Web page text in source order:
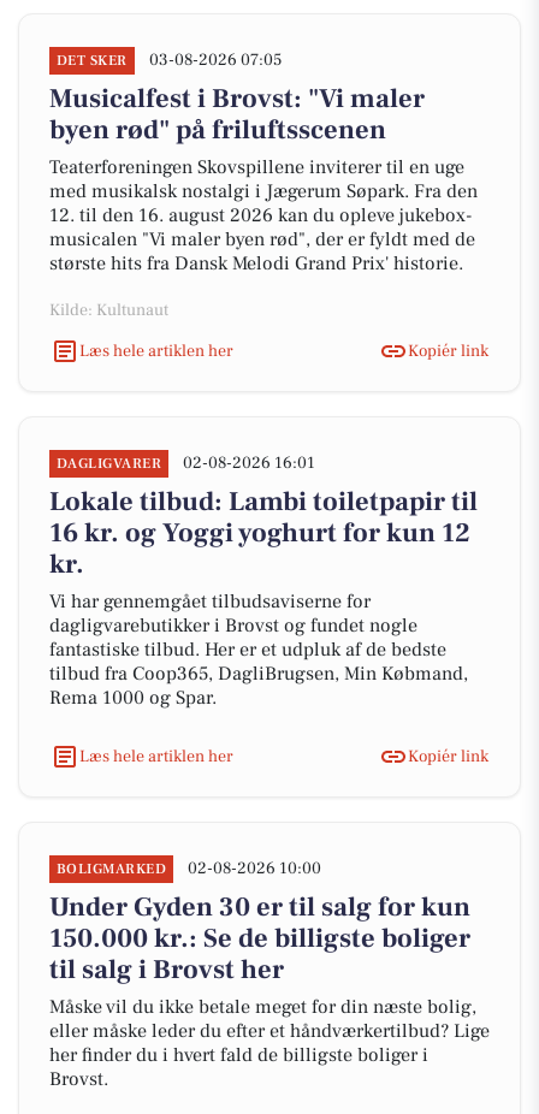
DET SKER 03-08-2026 07:05
Musicalfest i Brovst: "Vi maler
byen rød" på friluftsscenen
Teaterforeningen Skovspillene inviterer til en uge
med musikalsk nostalgi i Jægerum Søpark. Fra den
12. til den 16. august 2026 kan du opleve jukebox-
musicalen "Vi maler byen rød", der er fyldt med de
største hits fra Dansk Melodi Grand Prix' historie.
Kilde: Kultunaut
Læs hele artiklen her
Kopiér link
DAGLIGVARER 02-08-2026 16:01
Lokale tilbud: Lambi toiletpapir til
16 kr. og Yoggi yoghurt for kun 12
kr.
Vi har gennemgået tilbudsaviserne for
dagligvarebutikker i Brovst og fundet nogle
fantastiske tilbud. Her er et udpluk af de bedste
tilbud fra Coop365, DagliBrugsen, Min Købmand,
Rema 1000 og Spar.
Læs hele artiklen her Kopiér link
BOLIGMARKED 02-08-2026 10:00
Under Gyden 30 er til salg for kun
150.000 kr.: Se de billigste boliger
til salg i Brovst her
Måske vil du ikke betale meget for din næste bolig,
eller måske leder du efter et håndværkertilbud? Lige
her finder du i hvert fald de billigste boliger i
Brovst.